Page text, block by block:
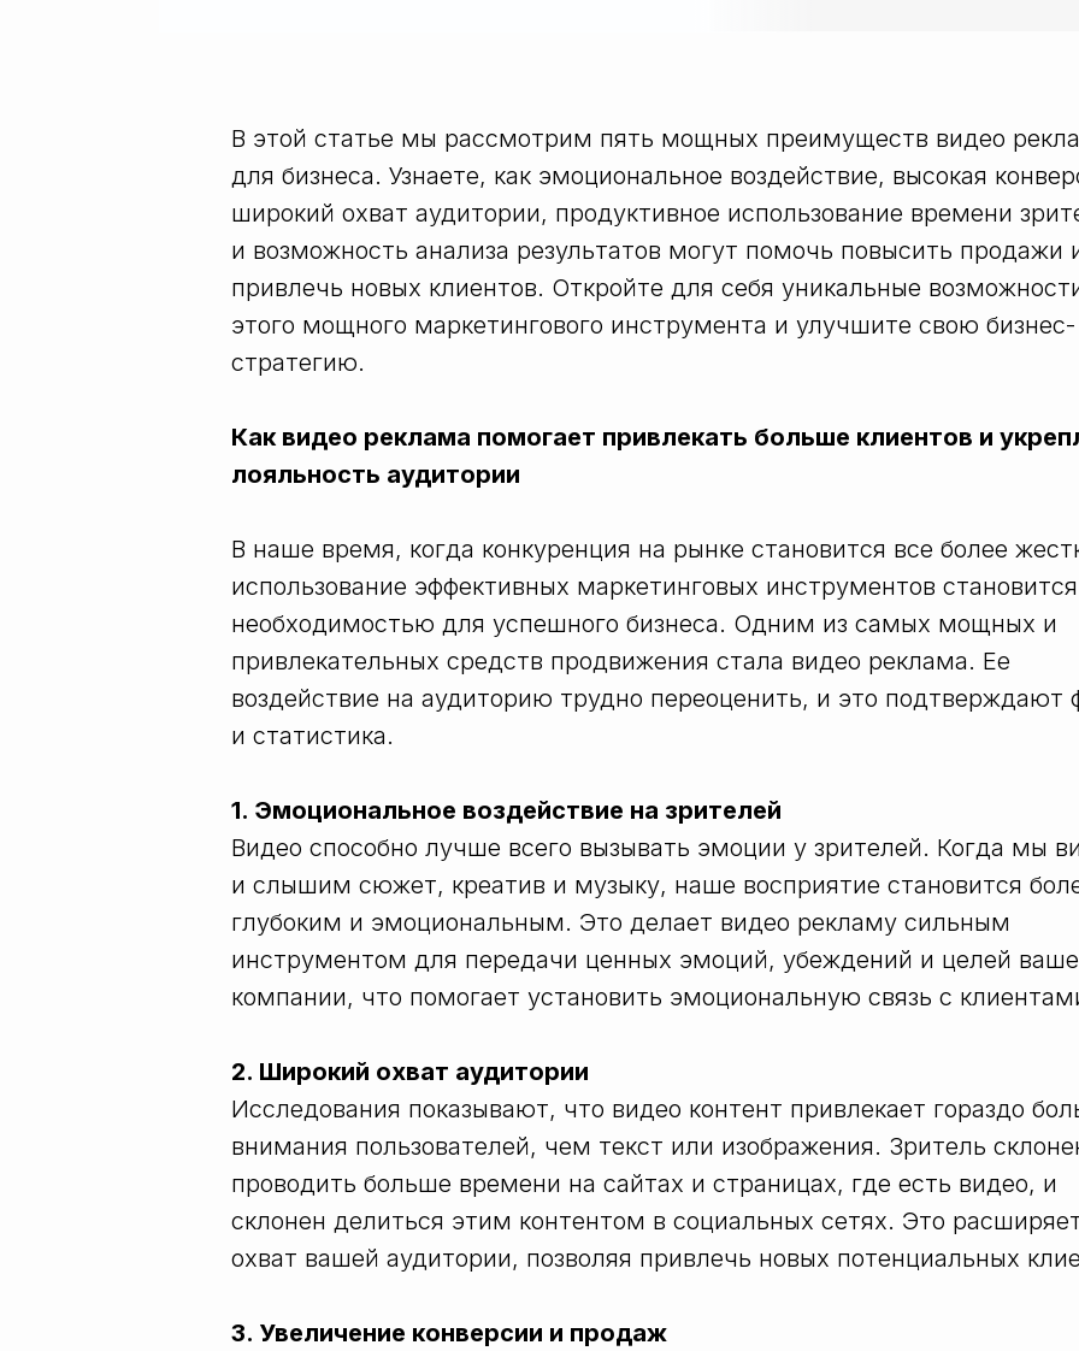
В этой статье мы рассмотрим пять мощных преимуществ видео
для бизнеса. Узнаете, как эмоциональное воздействие, высокая
широкий охват аудитории, продуктивное использование времени
и возможность анализа результатов могут помочь повысить продажи
привлечь новых клиентов. Откройте для себя уникальные
этого мощного маркетингового инструмента и улучшите свою бизнес-
стратегию.
Как видео реклама помогает привлекать больше клиентов и
лояльность аудитории
В наше время, когда конкуренция на рынке становится все более
использование эффективных маркетинговых инструментов становится
необходимостью для успешного бизнеса. Одним из самых мощных и
привлекательных средств продвижения стала видео реклама. Ее
воздействие на аудиторию трудно переоценить, и это подтверждают
и статистика.
1. Эмоциональное воздействие на зрителей
Видео способно лучше всего вызывать эмоции у зрителей. Когда мы
и слышим сюжет, креатив и музыку, наше восприятие становится
глубоким и эмоциональным. Это делает видео рекламу сильным
инструментом для передачи ценных эмоций, убеждений и целей
компании, что помогает установить эмоциональную связь с
2. Широкий охват аудитории
Исследования показывают, что видео контент привлекает гораздо
внимания пользователей, чем текст или изображения. Зритель
проводить больше времени на сайтах и страницах, где есть видео, и
склонен делиться этим контентом в социальных сетях. Это
охват вашей аудитории, позволяя привлечь новых потенциальных
3. Увеличение конверсии и продаж